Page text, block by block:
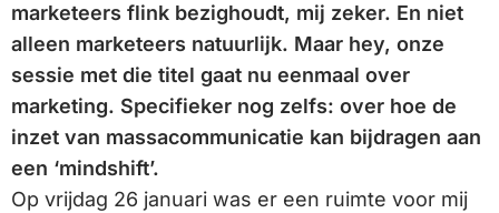
marketeers flink bezighoudt, mij zeker. En niet
alleen marketeers natuurlijk. Maar hey, onze
sessie met die titel gaat nu eenmaal over
marketing. Specifieker nog zelfs: over hoe de
inzet van massacommunicatie kan bijdragen aan
een ‘mindshift’.
Op vrijdag 26 januari was er een ruimte voor mij